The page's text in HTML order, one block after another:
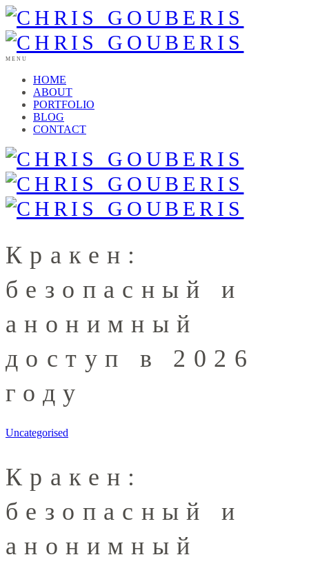
MENU
HOME
ABOUT
PORTFOLIO
BLOG
CONTACT
Кракен:
безопасный и
анонимный
доступ в 2026
году
Uncategorised
Кракен:
безопасный и
анонимный